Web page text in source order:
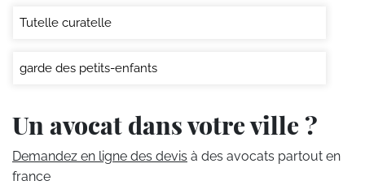
Tutelle curatelle
garde des petits-enfants
Un avocat dans votre ville ?
Demandez en ligne des devis à des avocats partout en
france